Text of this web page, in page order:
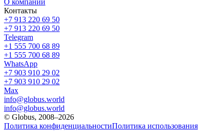
О компании
Контакты
+7 913 220 69 50
+7 913 220 69 50
Telegram
+1 555 700 68 89
+1 555 700 68 89
WhatsApp
+7 903 910 29 02
+7 903 910 29 02
Max
info@globus.world
info@globus.world
© Globus, 2008–2026
Политика конфиденциальностиПолитика использования